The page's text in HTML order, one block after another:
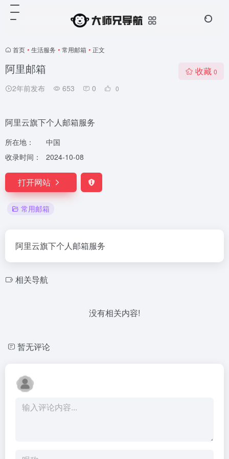
首页 • 生活服务 • 常用邮箱 • 正文
阿里邮箱
2年前发布 653 0 0
收藏 0
阿里云旗下个人邮箱服务
所在地：
中国
收录时间：
2024-10-08
打开网站
常用邮箱
阿里云旗下个人邮箱服务
相关导航
没有相关内容!
暂无评论